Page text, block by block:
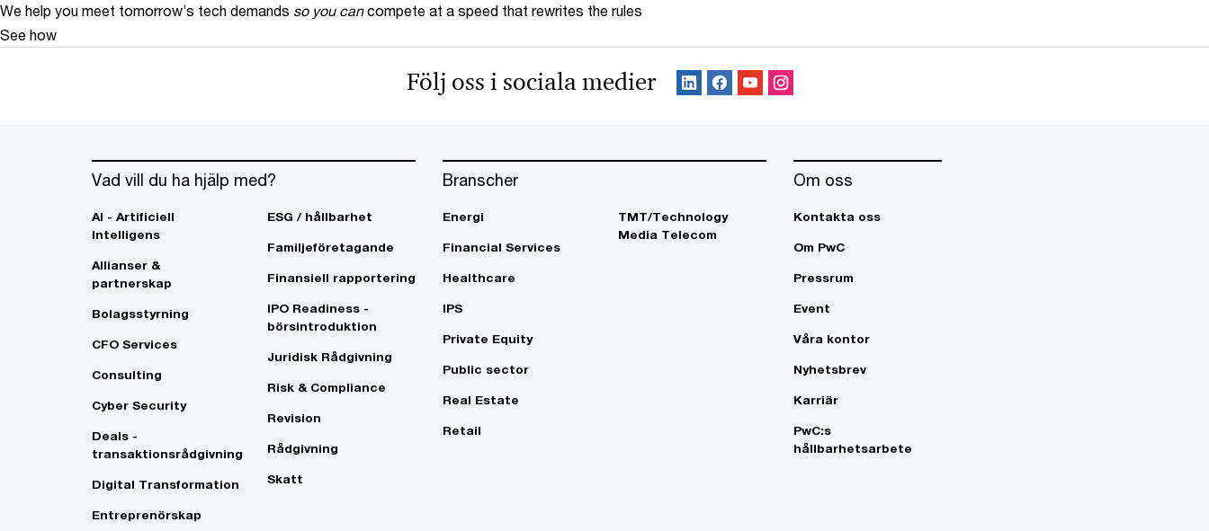
We help you meet tomorrow’s tech demands so you can compete at a speed that rewrites the rules
See how
Följ oss i sociala medier
Vad vill du ha hjälp med?
AI - Artificiell
Intelligens
Allianser &
partnerskap
Bolagsstyrning
CFO Services
Consulting
Cyber Security
Deals -
transaktionsrådgivning
Digital Transformation
Entreprenörskap
ESG / hållbarhet
Familjeföretagande
Finansiell rapportering
IPO Readiness -
börsintroduktion
Juridisk Rådgivning
Risk & Compliance
Revision
Rådgivning
Skatt
Branscher
Energi
Financial Services
Healthcare
IPS
Private Equity
Public sector
Real Estate
Retail
TMT/Technology
Media Telecom
Om oss
Kontakta oss
Om PwC
Pressrum
Event
Våra kontor
Nyhetsbrev
Karriär
PwC:s
hållbarhetsarbete